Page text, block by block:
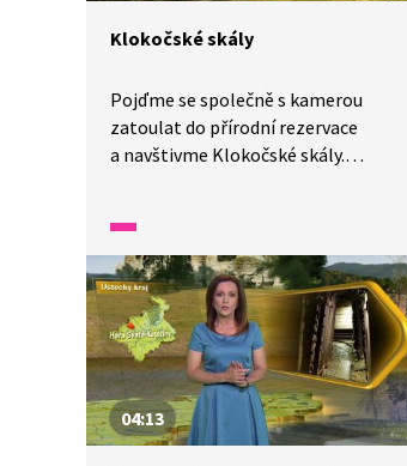
Klokočské skály
Pojďme se společně s kamerou
zatoulat do přírodní rezervace
a navštivme Klokočské skály.
bronzové. Dokonce zde byly
nalezeny stáje menšího dobytka.
Projít se můžeme unikátní Tichou
stezkou, která je upravena
pro neslyšící i nevidomé. Cesta nás
zavede až na hrad Rotštejn, který
rozhodně stojí za návštěvu.
04:13